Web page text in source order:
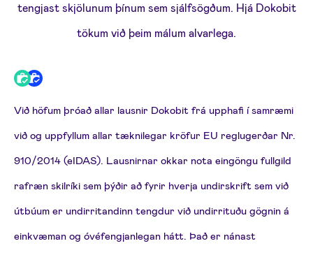
tengjast skjölunum þínum sem sjálfsögðum. Hjá Dokobit
tökum við þeim málum alvarlega.
Við höfum þróað allar lausnir Dokobit frá upphafi í samræmi
við og uppfyllum allar tæknilegar kröfur EU reglugerðar Nr.
910/2014 (eIDAS). Lausnirnar okkar nota eingöngu fullgild
rafræn skilríki sem þýðir að fyrir hverja undirskrift sem við
útbúum er undirritandinn tengdur við undirrituðu gögnin á
einkvæman og óvéfengjanlegan hátt. Það er nánast